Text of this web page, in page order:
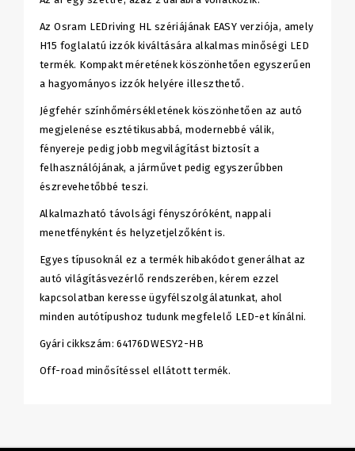
Az Osram LEDriving HL szériájának EASY verziója, amely
H15 foglalatú izzók kiváltására alkalmas minőségi LED
termék. Kompakt méretének köszönhetően egyszerűen
a hagyományos izzók helyére illeszthető.
Jégfehér színhőmérsékletének köszönhetően az autó
megjelenése esztétikusabbá, modernebbé válik,
fényereje pedig jobb megvilágítást biztosít a
felhasználójának, a járművet pedig egyszerűbben
észrevehetőbbé teszi.
Alkalmazható távolsági fényszóróként, nappali
menetfényként és helyzetjelzőként is.
Egyes típusoknál ez a termék hibakódot generálhat az
autó világításvezérlő rendszerében, kérem ezzel
kapcsolatban keresse ügyfélszolgálatunkat, ahol
minden autótípushoz tudunk megfelelő LED-et kínálni.
Gyári cikkszám: 64176DWESY2-HB
Off-road minősítéssel ellátott termék.